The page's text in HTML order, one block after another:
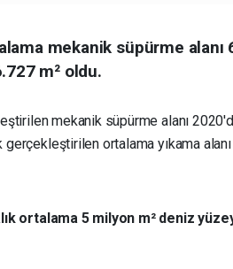
mekanik süpürme alanı
m² oldu.
mekanik süpürme alanı
ortalama yıkama
ortalama 5 milyon m² deniz